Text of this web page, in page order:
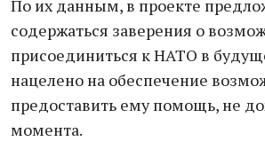
По их данным, в проекте
содержаться заверения о
присоединиться к НАТО в
нацелено на обеспечение
предоставить ему помощь, не
момента.